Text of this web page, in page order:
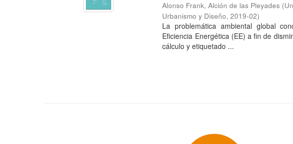
Alonso Frank, Alción de las Pleyades (
Urbanismo y Diseño,2019-02)
La problemática ambiental global
Eficiencia Energética (EE) a fin de
cálculo y etiquetado ...